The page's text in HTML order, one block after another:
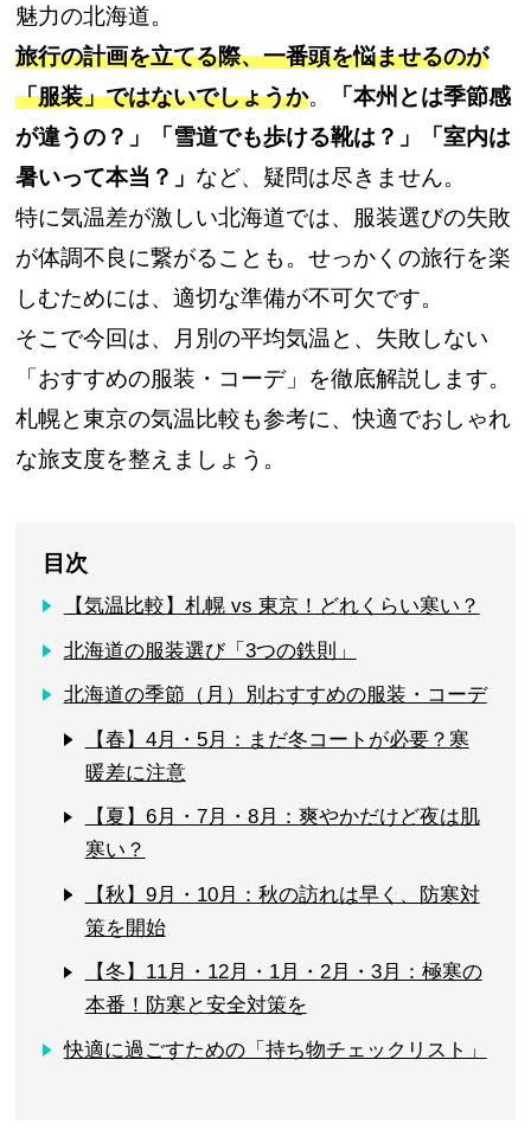
魅力の北海道。
旅行の計画を立てる際、一番頭を悩ませるのが
「服装」ではないでしょうか。
「本州とは季節感
が違うの？」「雪道でも歩ける靴は？」「室内は
暑いって本当？」 など、疑問は尽きません。
特に気温差が激しい北海道では、服装選びの失敗
が体調不良に繋がることも。せっかくの旅行を楽
しむためには、適切な準備が不可欠です。
そこで今回は、月別の平均気温と、失敗しない
「おすすめの服装・コーデ」を徹底解説します。
札幌と東京の気温比較も参考に、快適でおしゃれ
な旅支度を整えましょう。
目次
【気温比較】札幌 vs 東京！どれくらい寒い？
北海道の服装選び「3つの鉄則」
北海道の季節（月）別おすすめの服装・コーデ
【春】4月・5月：まだ冬コートが必要？寒
暖差に注意
【夏】6月・7月・8月：爽やかだけど夜は肌
寒い？
【秋】9月・10月：秋の訪れは早く、防寒対
策を開始
【冬】11月・12月・1月・2月・3月：極寒の
本番！防寒と安全対策を
快適に過ごすための「持ち物チェックリスト」